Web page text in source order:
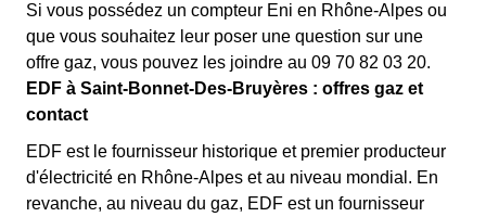
Si vous possédez un compteur Eni en Rhône-Alpes ou
que vous souhaitez leur poser une question sur une
offre gaz, vous pouvez les joindre au 09 70 82 03 20.
EDF à Saint-Bonnet-Des-Bruyères : offres gaz et
contact
EDF est le fournisseur historique et premier producteur
d'électricité en Rhône-Alpes et au niveau mondial. En
revanche, au niveau du gaz, EDF est un fournisseur